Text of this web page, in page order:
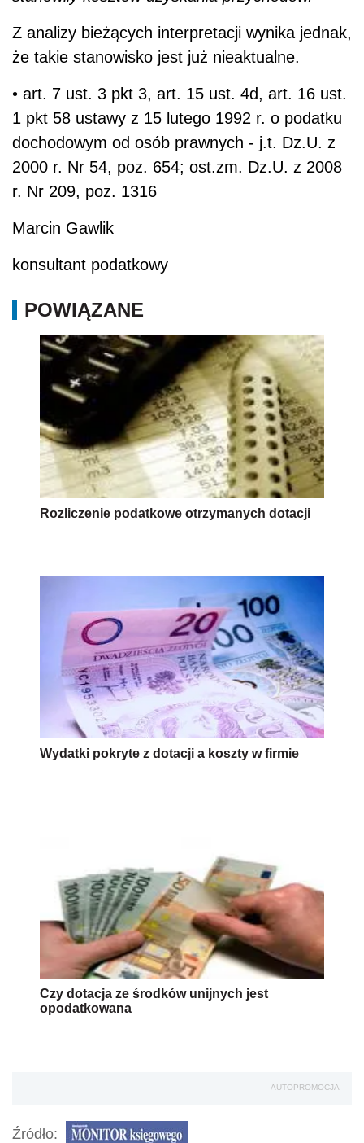
Z analizy bieżących interpretacji wynika jednak,
że takie stanowisko jest już nieaktualne.
• art. 7 ust. 3 pkt 3, art. 15 ust. 4d, art. 16 ust.
1 pkt 58 ustawy z 15 lutego 1992 r. o podatku
dochodowym od osób prawnych - j.t. Dz.U. z
2000 r. Nr 54, poz. 654; ost.zm. Dz.U. z 2008
r. Nr 209, poz. 1316
Marcin Gawlik
konsultant podatkowy
POWIĄZANE
Rozliczenie podatkowe otrzymanych dotacji
Wydatki pokryte z dotacji a koszty w firmie
Czy dotacja ze środków unijnych jest
opodatkowana
AUTOPROMOCJA
Źródło: